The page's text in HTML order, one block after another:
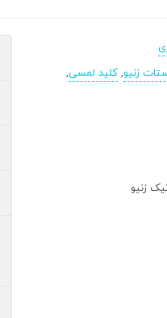
زنیو,کلید لمسی,